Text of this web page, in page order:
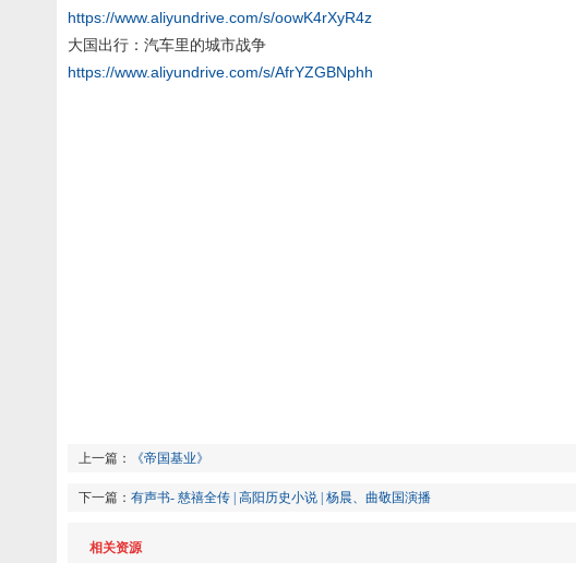
https://www.aliyundrive.com/s/oowK4rXyR4z
大国出行：汽车里的城市战争
https://www.aliyundrive.com/s/AfrYZGBNphh
上一篇： 《帝国基业》
下一篇： 有声书- 慈禧全传 | 高阳历史小说 | 杨晨、曲敬国演播
相关资源